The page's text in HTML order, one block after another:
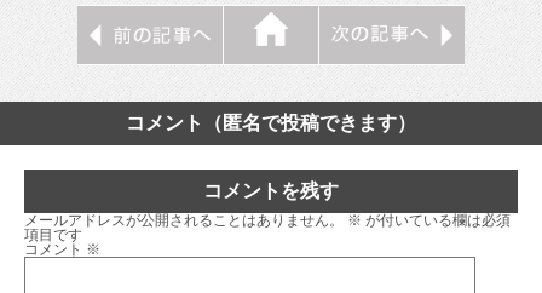
コメント（匿名で投稿できます）
コメントを残す
メールアドレスが公開されることはありません。 ※ が付いている欄は必須
項目です
コメント ※